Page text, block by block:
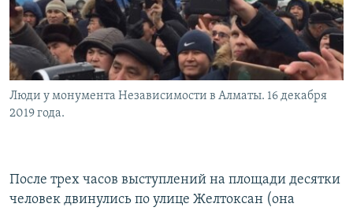
Люди у монумента Независимости в Алматы. 16 декабря
2019 года.
После трех часов выступлений на площади десятки
человек двинулись по улице Желтоксан (она